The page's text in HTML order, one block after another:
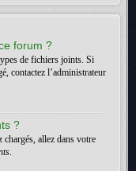
forum ?
de fichiers joints. Si
contactez l’administrateur
?
allez dans votre
.